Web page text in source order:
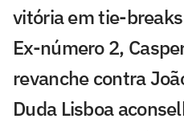
vitória em tie-breaks
Ex-número 2,
revanche contra
Duda Lisboa